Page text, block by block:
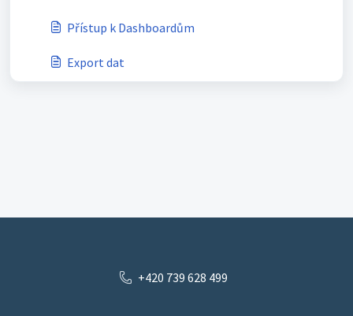
Přístup k Dashboardům
Export dat
+420 739 628 499